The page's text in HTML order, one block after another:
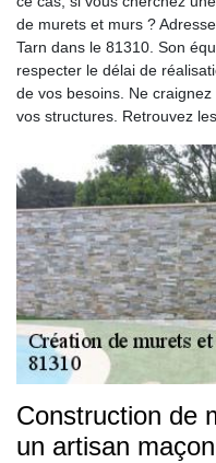
de murets et murs ?
Tarn dans le 81310. Son
respecter le délai de
de vos besoins. Ne
vos structures. Retrouvez
Construction de
un artisan maçon